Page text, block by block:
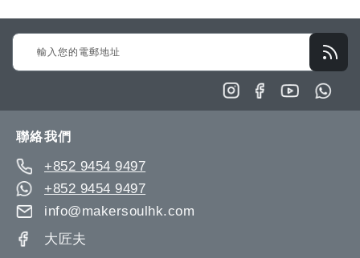
Sign
Up
聯絡我們
+852 9454 9497
+852 9454 9497
info@makersoulhk.com
大匠夫